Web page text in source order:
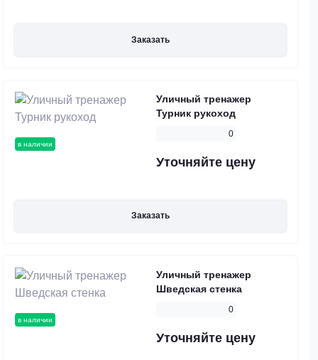
Заказать
в наличии
Уличный тренажер
Турник рукоход
0
Уточняйте цену
Заказать
в наличии
Уличный тренажер
Шведская стенка
0
Уточняйте цену